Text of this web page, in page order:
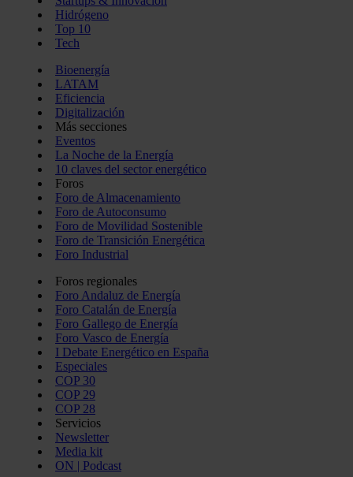
Hidrógeno
Top 10
Tech
Bioenergía
LATAM
Eficiencia
Digitalización
Más secciones
Eventos
La Noche de la Energía
10 claves del sector energético
Foros
Foro de Almacenamiento
Foro de Autoconsumo
Foro de Movilidad Sostenible
Foro de Transición Energética
Foro Industrial
Foros regionales
Foro Andaluz de Energía
Foro Catalán de Energía
Foro Gallego de Energía
Foro Vasco de Energía
I Debate Energético en España
Especiales
COP 30
COP 29
COP 28
Servicios
Newsletter
Media kit
ON | Podcast